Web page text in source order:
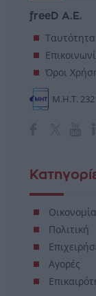
freeD Α.Ε.
Ταυτότητα
Όροι
Μ.Η.Τ.
Οικονομία
Πολιτική
Αγορές